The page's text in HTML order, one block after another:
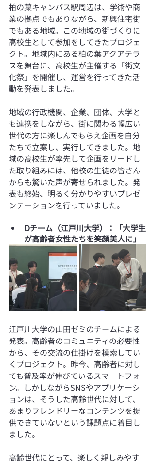
柏の葉キャンパス駅周辺は、学術や商
業の拠点でもありながら、新興住宅街
でもある地域。この地域の街づくりに
高校生として参加をしてきたプロジェ
クト。地域内にある柏の葉アクアテラ
スを舞台に、高校生が主催する「街文
化祭」を開催し、運営を行ってきた活
動を発表しました。
地域の行政機関、企業、団体、大学と
も連携をしながら、街に関わる幅広い
世代の方に楽しんでもらえ企画を自分
たちで立案し、実行してきました。地
域の高校生が率先して企画をリードし
た取り組みには、他校の生徒の皆さん
からも驚いた声が寄せられました。発
表も終始、明るく分かりやすいプレゼ
ンテーションを行っていました。
Dチーム（江戸川大学）：「大学生
が高齢者女性たちを笑顔美人に」
江戸川大学の山田ゼミのチームによる
発表。高齢者のコミュニティの必要性
から、その交流の仕掛けを模索してい
くプロジェクト。昨今、高齢者に対し
ても普及率が伸びているスマートフォ
ン。しかしながらSNSやアプリケーシ
ョンは、そうした高齢世代に対して、
あまりフレンドリーなコンテンツを提
供できていないという課題点に着目し
ました。
高齢世代にとって、楽しく親しみやす